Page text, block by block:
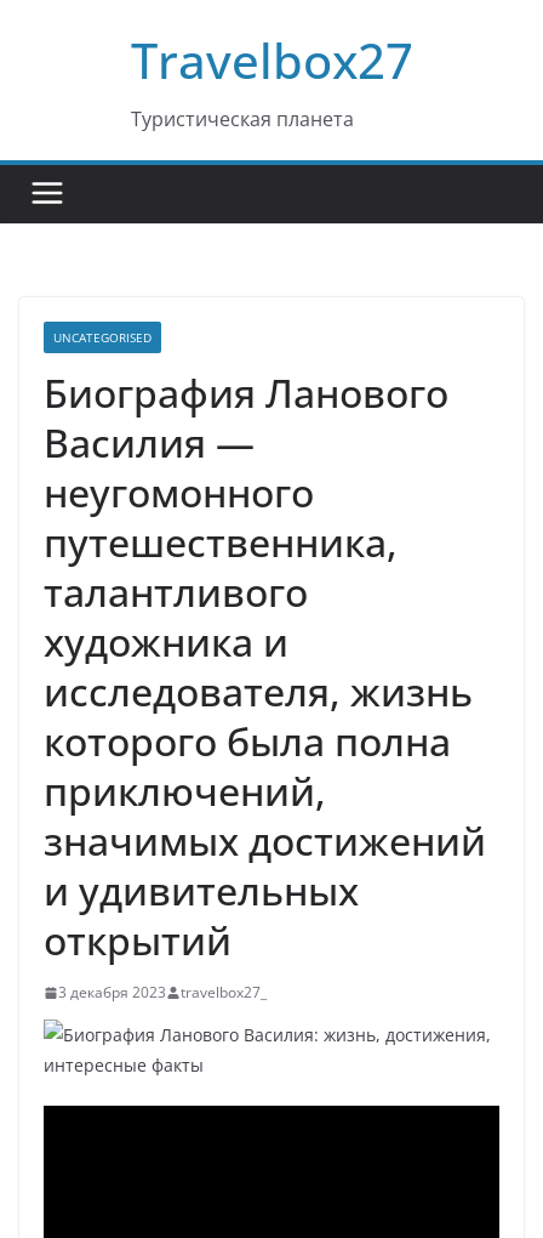
Travelbox27
Туристическая планета
UNCATEGORISED
Биография Ланового
Василия —
неугомонного
путешественника,
талантливого
художника и
исследователя, жизнь
которого была полна
приключений,
значимых достижений
и удивительных
открытий
3 декабря 2023 travelbox27_